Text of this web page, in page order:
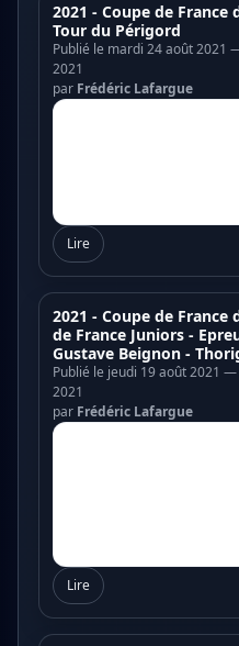
2021 - Coupe de France
Tour du Périgord
Publié le mardi 24 août 2021
2021
par Frédéric Lafargue
Lire
2021 - Coupe de France
de France Juniors -
Gustave Beignon -
Publié le jeudi 19 août 2021
2021
par Frédéric Lafargue
Lire